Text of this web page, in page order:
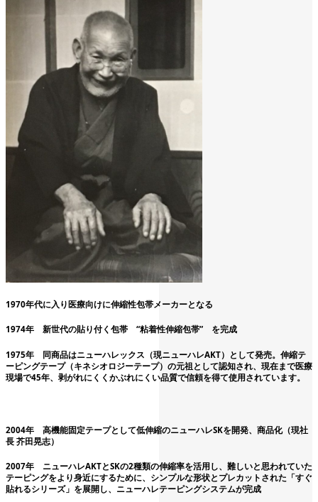
1970年代に入り医療向けに伸縮性包帯メーカーとなる
1974年 新世代の貼り付く包帯 “粘着性伸縮包帯” を完成
1975年 同商品はニューハレックス（現ニューハレAKT）として発売。伸縮テ
ーピングテープ（キネシオロジーテープ）の元祖として認知され、現在まで医療
現場で45年、剥がれにくくかぶれにくい品質で信頼を得て使用されています。
2004年 高機能固定テープとして低伸縮のニューハレSKを開発、商品化（現社
長 芥田晃志）
2007年 ニューハレAKTとSKの2種類の伸縮率を活用し、難しいと思われていた
テーピングをより身近にするために、シンプルな形状とプレカットされた「すぐ
貼れるシリーズ」を展開し、ニューハレテーピングシステムが完成